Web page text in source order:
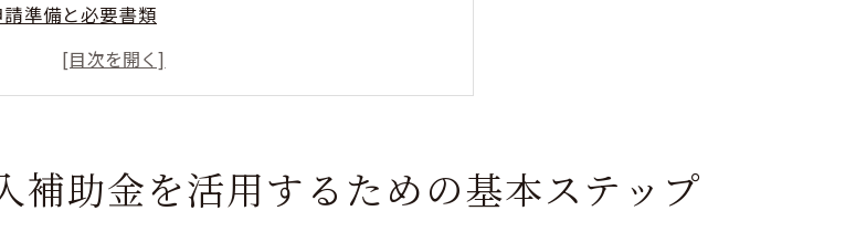
準備と必要書類
定のポイント
的な手順
の選び方と活用法
ンサルティングIT導入補助金申請のコツ
補助金を活用するための基本ステップ